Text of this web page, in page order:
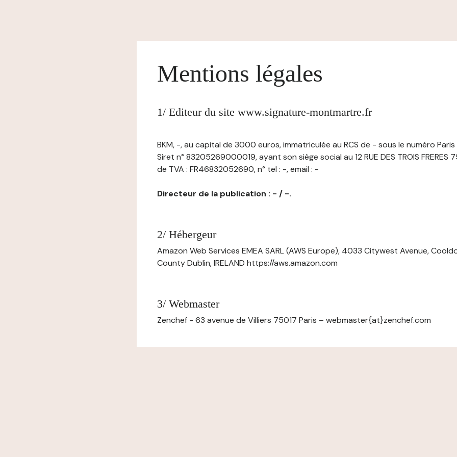
Mentions légales
1/ Editeur du site www.signature-montmartre.fr
BKM, -, au capital de 3000 euros, immatriculée au RCS de - sous le numéro
Siret n° 83205269000019, ayant son siège social au 12 RUE DES TROIS FRERES
de TVA : FR46832052690, n° tel : -, email : -
Directeur de la publication : - / -.
2/ Hébergeur
Amazon Web Services EMEA SARL (AWS Europe), 4033 Citywest Avenue,
County Dublin, IRELAND https://aws.amazon.com
3/ Webmaster
Zenchef - 63 avenue de Villiers 75017 Paris – webmaster{at}zenchef.com